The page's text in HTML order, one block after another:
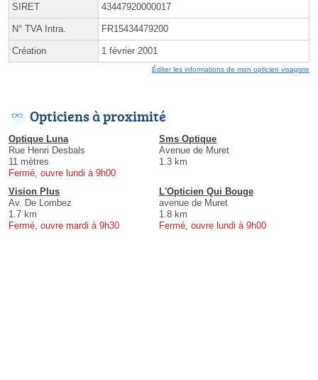
SIRET 43447920000017
N° TVA Intra. FR15434479200
Création 1 février 2001
Éditer les informations de mon opticien visagiste
Opticiens à proximité
Optique Luna
Rue Henri Desbals
11 mètres
Fermé, ouvre lundi à 9h00
Sms Optique
Avenue de Muret
1.3 km
Vision Plus
Av. De Lombez
1.7 km
Fermé, ouvre mardi à 9h30
L'Opticien Qui Bouge
avenue de Muret
1.8 km
Fermé, ouvre lundi à 9h00